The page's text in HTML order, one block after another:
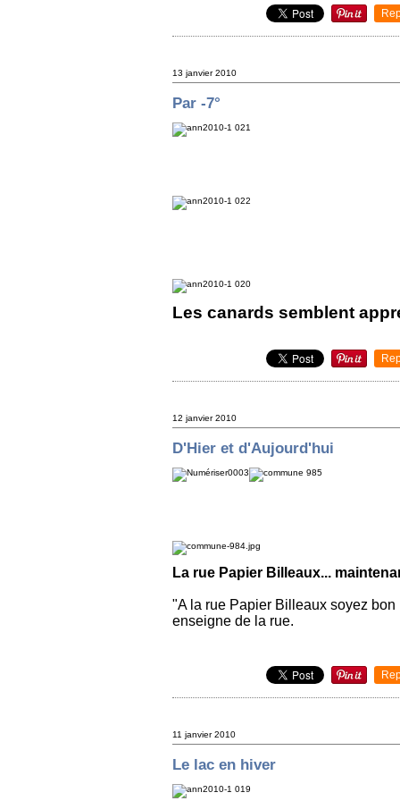
13 janvier 2010
Par -7°
Les canards semblent
12 janvier 2010
D'Hier et d'Aujourd'hui
La rue Papier Billeaux...
"A la rue Papier Billeaux soyez
enseigne de la rue.
11 janvier 2010
Le lac en hiver